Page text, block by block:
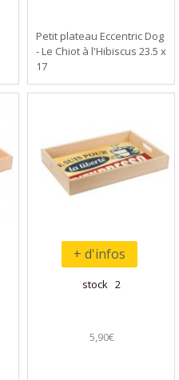
Petit plateau Eccentric Dog
- Le Chiot à l'Hibiscus 23.5 x
17
+ d'infos
stock 2
5,90€